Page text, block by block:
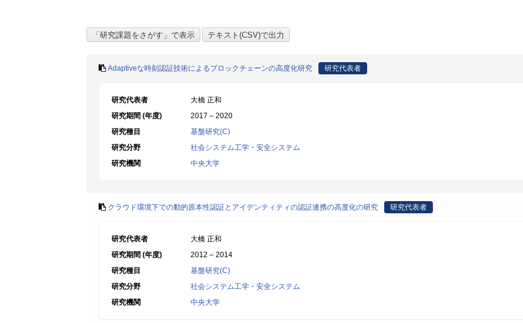
Adaptiveな時刻認証技術によるブロックチェーンの高度化研究 研究代表者
研究代表者
大橋 正和
研究期間 (年度)
2017 – 2020
研究種目
基盤研究(C)
研究分野
社会システム工学・安全システム
研究機関
中央大学
クラウド環境下での動的原本性認証とアイデンティティの認証連携の高度化の研究 研究代表者
研究代表者
大橋 正和
研究期間 (年度)
2012 – 2014
研究種目
基盤研究(C)
研究分野
社会システム工学・安全システム
研究機関
中央大学